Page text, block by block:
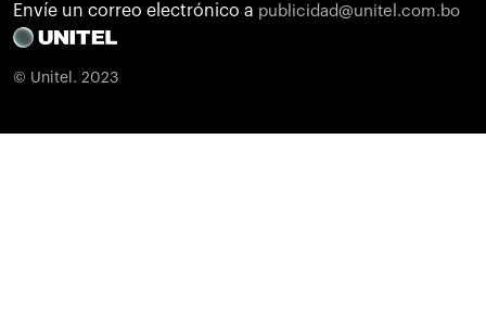
Envíe un correo electrónico a publicidad@unitel.com.bo
© Unitel. 2023